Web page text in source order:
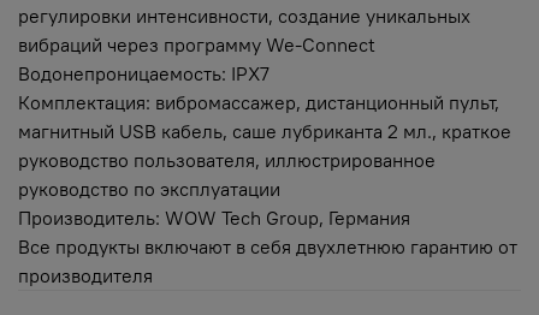
регулировки интенсивности, создание уникальных
вибраций через программу We-Connect
Водонепроницаемость: IPX7
Комплектация: вибромассажер, дистанционный пульт,
магнитный USB кабель, саше лубриканта 2 мл., краткое
руководство пользователя, иллюстрированное
руководство по эксплуатации
Производитель: WOW Tech Group, Германия
Все продукты включают в себя двухлетнюю гарантию от
производителя